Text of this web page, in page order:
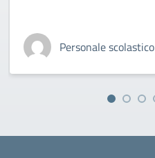
Personale scolastico